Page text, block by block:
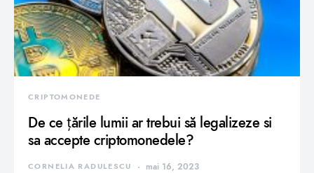
CRIPTOMONEDE
De ce țările lumii ar trebui să legalizeze si
sa accepte criptomonedele?
CORNELIA RADULESCU mai 16, 2023